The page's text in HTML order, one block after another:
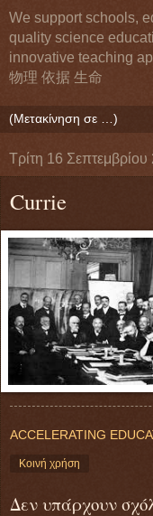
We support schools,
quality science
innovative teaching
物理 依据 生命
Τρίτη 16
Currie
ACCELERATING
Κοινή χρήση
Δεν υπάρχουν